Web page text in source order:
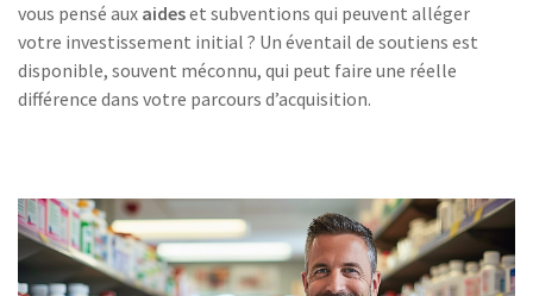
vous pensé aux aideset subventions qui peuvent alléger
votre investissement initial ? Un éventail de soutiens est
disponible, souvent méconnu, qui peut faire une réelle
différence dans votre parcours d’acquisition.